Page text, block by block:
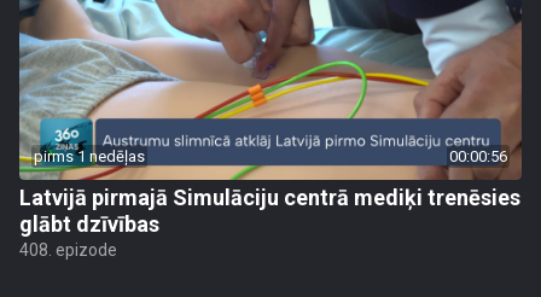
pirms 1 nedēļas 00:00:56
Latvijā pirmajā Simulāciju centrā mediķi trenēsies
glābt dzīvības
408. epizode